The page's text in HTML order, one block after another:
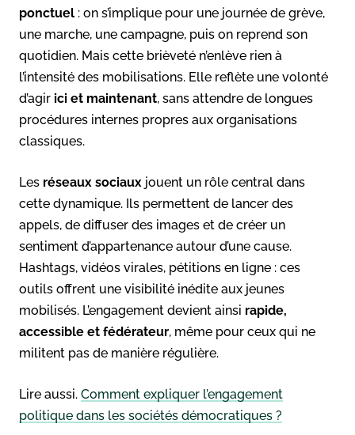
ponctuel : on s’implique pour une journée de grève,
une marche, une campagne, puis on reprend son
quotidien. Mais cette brièveté n’enlève rien à
l’intensité des mobilisations. Elle reflète une volonté
d’agir ici et maintenant, sans attendre de longues
procédures internes propres aux organisations
classiques.
Les réseaux sociaux jouent un rôle central dans
cette dynamique. Ils permettent de lancer des
appels, de diffuser des images et de créer un
sentiment d’appartenance autour d’une cause.
Hashtags, vidéos virales, pétitions en ligne : ces
outils offrent une visibilité inédite aux jeunes
mobilisés. L’engagement devient ainsi rapide,
accessible et fédérateur, même pour ceux qui ne
militent pas de manière régulière.
Lire aussi. Comment expliquer l’engagement
politique dans les sociétés démocratiques ?